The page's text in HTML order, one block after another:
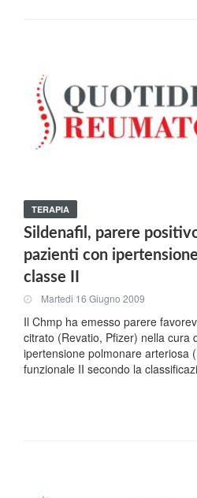
TERAPIA
Sildenafil, parere
pazienti con
classe II
Martedi 16 Giugno 2009
Il Chmp ha emesso parere
citrato (Revatio, Pfizer) nella cura
ipertensione polmonare arteriosa
funzionale II secondo la